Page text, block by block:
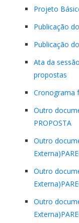
Projeto
Publicação
Publicação
Ata da
propostas
Cronograma
Outro
PROPOSTA
Outro
Outro
Outro